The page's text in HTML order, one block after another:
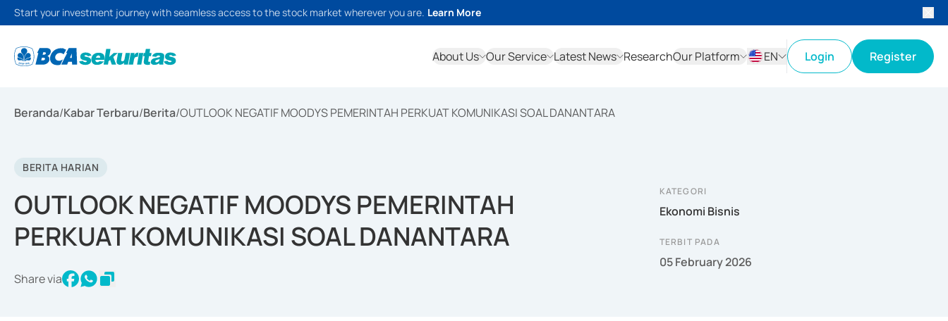
Start your investment journey with seamless access to the stock market wherever you are. Learn More
About Us Our Service Latest News ResearchOur Platform
EN
Login Register
Beranda/Kabar Terbaru/Berita/OUTLOOK NEGATIF MOODYS PEMERINTAH PERKUAT KOMUNIKASI SOAL DANANTARA
BERITA HARIAN
OUTLOOK NEGATIF MOODYS PEMERINTAH
PERKUAT KOMUNIKASI SOAL DANANTARA
Share via
KATEGORI
Ekonomi Bisnis
TERBIT PADA
05 February 2026